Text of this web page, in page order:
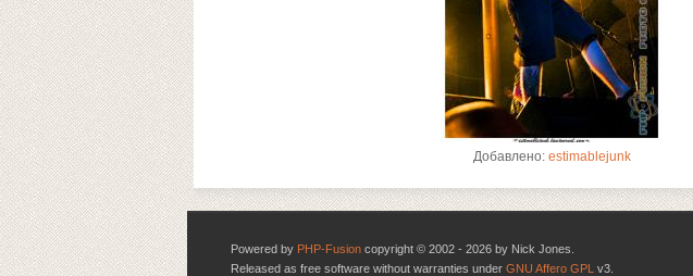
Добавлено: estimablejunk
Powered by PHP-Fusion copyright © 2002 - 2026 by Nick Jones.
Released as free software without warranties under GNU Affero GPL v3.